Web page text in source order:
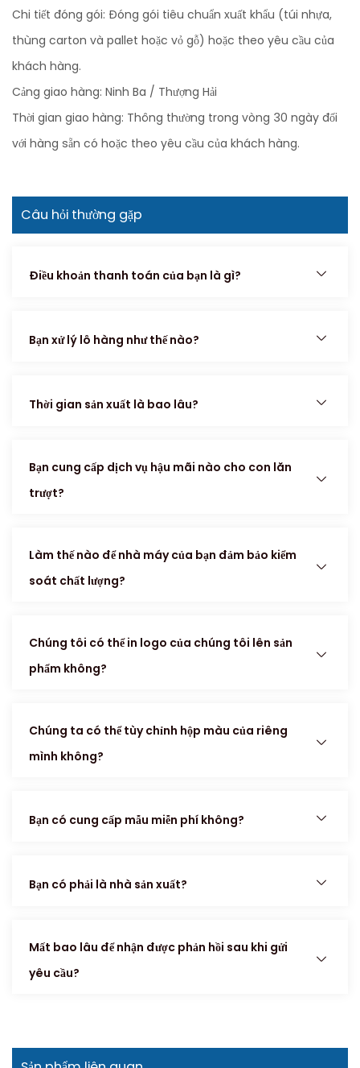
Chi tiết đóng gói: Đóng gói tiêu chuẩn xuất khẩu (túi nhựa,
thùng carton và pallet hoặc vỏ gỗ) hoặc theo yêu cầu của
khách hàng.
Cảng giao hàng: Ninh Ba / Thượng Hải
Thời gian giao hàng: Thông thường trong vòng 30 ngày đối
với hàng sẵn có hoặc theo yêu cầu của khách hàng.
Câu hỏi thường gặp
Điều khoản thanh toán của bạn là gì?
Bạn xử lý lô hàng như thế nào?
Thời gian sản xuất là bao lâu?
Bạn cung cấp dịch vụ hậu mãi nào cho con lăn
trượt?
Làm thế nào để nhà máy của bạn đảm bảo kiểm
soát chất lượng?
Chúng tôi có thể in logo của chúng tôi lên sản
phẩm không?
Chúng ta có thể tùy chỉnh hộp màu của riêng
mình không?
Bạn có cung cấp mẫu miễn phí không?
Bạn có phải là nhà sản xuất?
Mất bao lâu để nhận được phản hồi sau khi gửi
yêu cầu?